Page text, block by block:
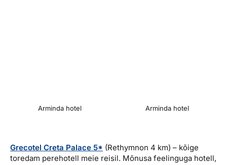
Arminda hotel Arminda hotel
Grecotel Creta Palace 5* (Rethymnon 4 km) – kõige
toredam perehotell meie reisil. Mõnusa feelinguga hotell,